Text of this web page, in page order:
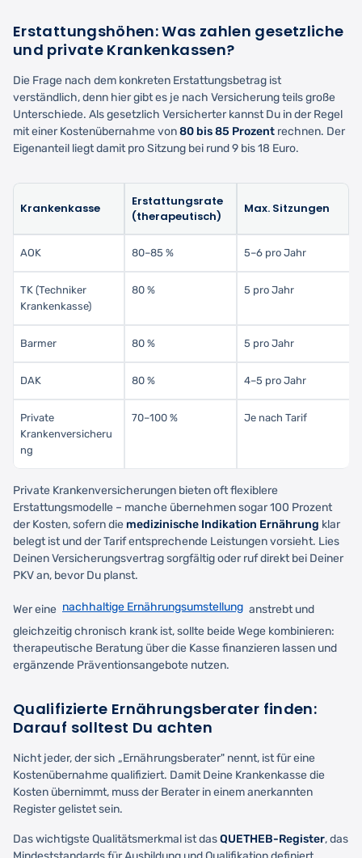
Erstattungshöhen: Was zahlen gesetzliche
und private Krankenkassen?
Die Frage nach dem konkreten Erstattungsbetrag ist
verständlich, denn hier gibt es je nach Versicherung teils große
Unterschiede. Als gesetzlich Versicherter kannst Du in der Regel
mit einer Kostenübernahme von80 bis 85 Prozent rechnen. Der
Eigenanteil liegt damit pro Sitzung bei rund 9 bis 18 Euro.
Krankenkasse
Erstattungsrate
(therapeutisch)
Max. Sitzungen
AOK 80–85 % 5–6 pro Jahr
TK (Techniker
Krankenkasse)
80 % 5 pro Jahr
Barmer 80 % 5 pro Jahr
DAK 80 % 4–5 pro Jahr
Private
Krankenversicheru
ng
70–100 % Je nach Tarif
Private Krankenversicherungen bieten oft flexiblere
Erstattungsmodelle – manche übernehmen sogar 100 Prozent
der Kosten, sofern die medizinische Indikation Ernährung klar
belegt ist und der Tarif entsprechende Leistungen vorsieht. Lies
Deinen Versicherungsvertrag sorgfältig oder ruf direkt bei Deiner
PKV an, bevor Du planst.
Wer eine nachhaltige Ernährungsumstellung anstrebt und
gleichzeitig chronisch krank ist, sollte beide Wege kombinieren:
therapeutische Beratung über die Kasse finanzieren lassen und
ergänzende Präventionsangebote nutzen.
Qualifizierte Ernährungsberater finden:
Darauf solltest Du achten
Nicht jeder, der sich „Ernährungsberater" nennt, ist für eine
Kostenübernahme qualifiziert. Damit Deine Krankenkasse die
Kosten übernimmt, muss der Berater in einem anerkannten
Register gelistet sein.
Das wichtigste Qualitätsmerkmal ist dasQUETHEB-Register, das